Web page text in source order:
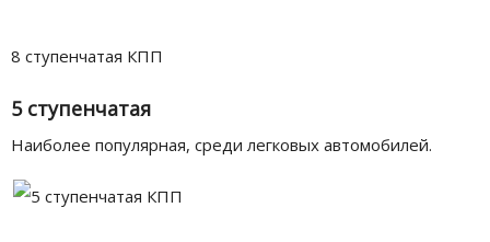
8 ступенчатая КПП
5 ступенчатая
Наиболее популярная, среди легковых автомобилей.